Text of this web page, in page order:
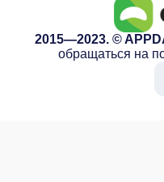
2015—2023. ©
обращаться на